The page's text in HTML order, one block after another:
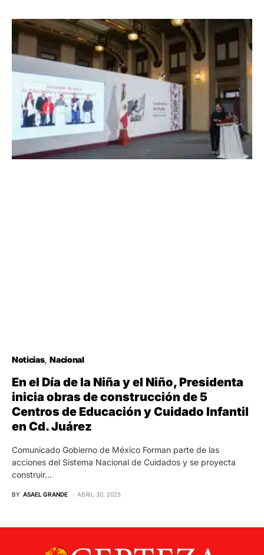
Noticias Nacional
En el Día de la Niña y el Niño, Presidenta
inicia obras de construcción de 5
Centros de Educación y Cuidado Infantil
en Cd. Juárez
Comunicado Gobierno de México Forman parte de las
acciones del Sistema Nacional de Cuidados y se proyecta
construir…
BY ASAEL GRANDE ABRIL 30, 2025